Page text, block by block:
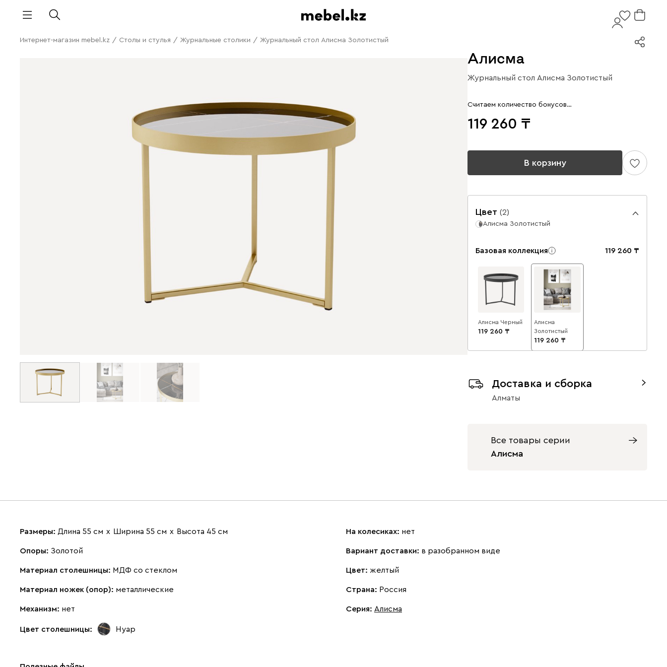
Интернет-магазин mebel.kz / Столы и стулья / Журнальные столики / Журнальный стол Алисма Золотистый
Алисма
Журнальный стол Алисма Золотистый
Считаем количество бонусов…
119 260
В корзину
Цвет (2)
Алисма Золотистый
Базовая коллекция 119 260
Алисма Черный
119 260
Алисма
Золотистый
119 260
Доставка и сборка
Алматы
Все товары серии
Алисма
Размеры: Длина 55 см х Ширина 55 см х Высота 45 см
Опоры: Золотой
Материал столешницы: МДФ со стеклом
Материал ножек (опор): металлические
Механизм: нет
Цвет столешницы: Нуар
На колесиках: нет
Вариант доставки: в разобранном виде
Цвет: желтый
Страна: Россия
Серия: Алисма